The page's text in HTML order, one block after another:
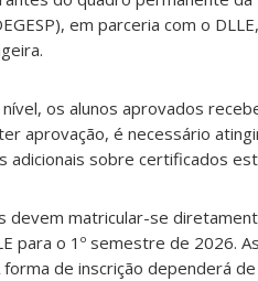
em parceria com o
os alunos aprovados
aprovação, é necessário
adicionais sobre certificados
devem matricular-se
para o 1º semestre de 2026.
forma de inscrição dependerá